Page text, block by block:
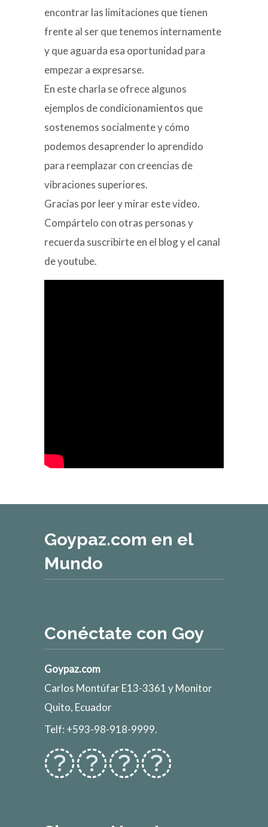
encontrar las limitaciones que tienen
frente al ser que tenemos internamente
y que aguarda esa oportunidad para
empezar a expresarse.
En este charla se ofrece algunos
ejemplos de condicionamientos que
sostenemos socialmente y cómo
podemos desaprender lo aprendido
para reemplazar con creencias de
vibraciones superiores.
Gracias por leer y mirar este video.
Compártelo con otras personas y
recuerda suscribirte en el blog y el canal
de youtube.
Goypaz.com en el
Mundo
Conéctate con Goy
Goypaz.com
Carlos Montúfar E13-3361 y Monitor
Quito, Ecuador
Telf: +593-98-918-9999.